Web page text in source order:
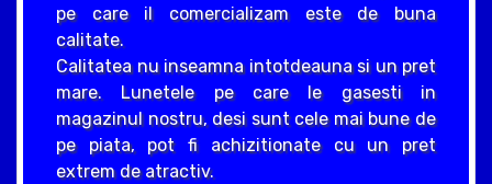
pe care il comercializam este de buna
calitate.
Calitatea nu inseamna intotdeauna si un pret
mare. Lunetele pe care le gasesti in
magazinul nostru, desi sunt cele mai bune de
pe piata, pot fi achizitionate cu un pret
extrem de atractiv.